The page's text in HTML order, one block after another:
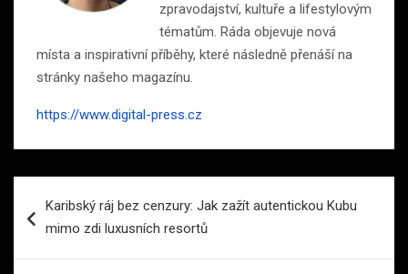
zpravodajství, kultuře a lifestylovým
tématům. Ráda objevuje nová
místa a inspirativní příběhy, které následně přenáší na
stránky našeho magazínu.
https://www.digital-press.cz
proKaribský ráj bez cenzury: Jak zažít autentickou Kubu
mimo zdi luxusních resortů